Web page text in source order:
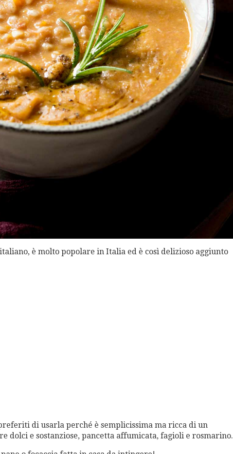
è molto popolare in Italia ed è così delizioso aggiunto
di usarla perché è semplicissima ma ricca di un
dolci e sostanziose, pancetta affumicata, fagioli e rosmarino.